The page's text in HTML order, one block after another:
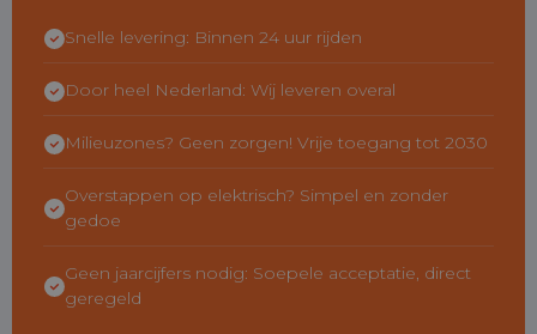
Snelle levering: Binnen 24 uur rijden
Door heel Nederland: Wij leveren overal
Milieuzones? Geen zorgen! Vrije toegang tot 2030
Overstappen op elektrisch? Simpel en zonder
gedoe
Geen jaarcijfers nodig: Soepele acceptatie, direct
geregeld